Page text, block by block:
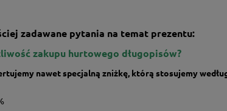
zadawane pytania na temat prezentu:
zakupu hurtowego długopisów?
nawet specjalną zniżkę, którą stosujemy